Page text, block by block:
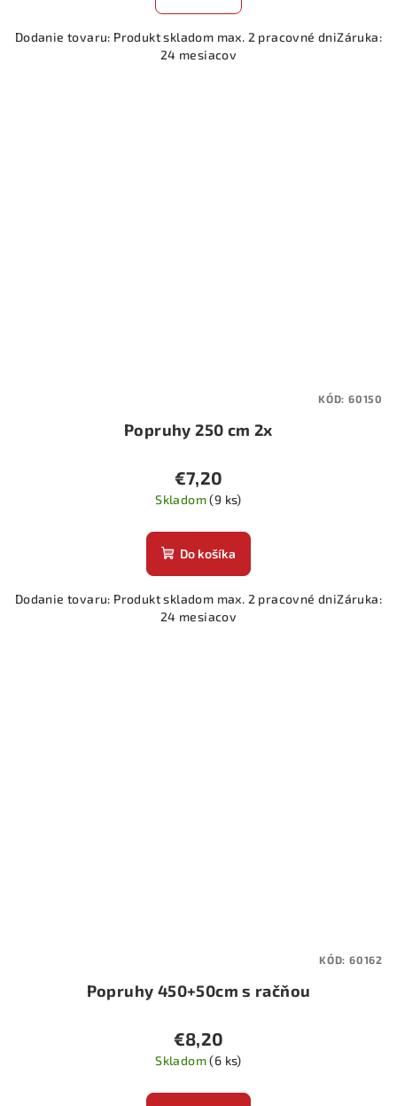
Dodanie tovaru: Produkt skladom max. 2 pracovné dniZáruka:
24 mesiacov
Popruhy 250 cm 2x
€7,20
Skladom(9 ks)
Do košíka
Dodanie tovaru: Produkt skladom max. 2 pracovné dniZáruka:
24 mesiacov
KÓD: 60150
Popruhy 450+50cm s račňou
€8,20
Skladom(6 ks)
KÓD: 60162